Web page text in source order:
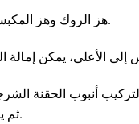
: هز الروك وهز المكبس إلى الموضع العلوي.
ثم يتم إحكام ربطه بالصواميل.